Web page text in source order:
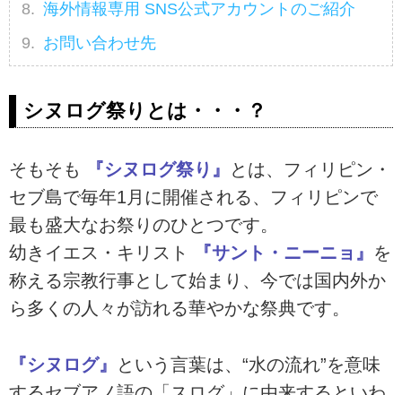
海外情報専用 SNS公式アカウントのご紹介
お問い合わせ先
シヌログ祭りとは・・・？
そもそも 『シヌログ祭り』
とは、フィリピン・
セブ島で毎年1月に開催される、フィリピンで
最も盛大なお祭りのひとつです。
幼きイエス・キリスト
『サント・ニーニョ』 を
称える宗教行事として始まり、今では国内外か
ら多くの人々が訪れる華やかな祭典です。
『シヌログ』
という言葉は、“水の流れ”を意味